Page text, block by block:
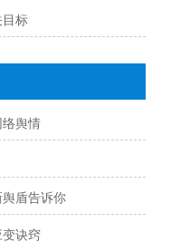
目标
舆情
盾告诉你
诀窍